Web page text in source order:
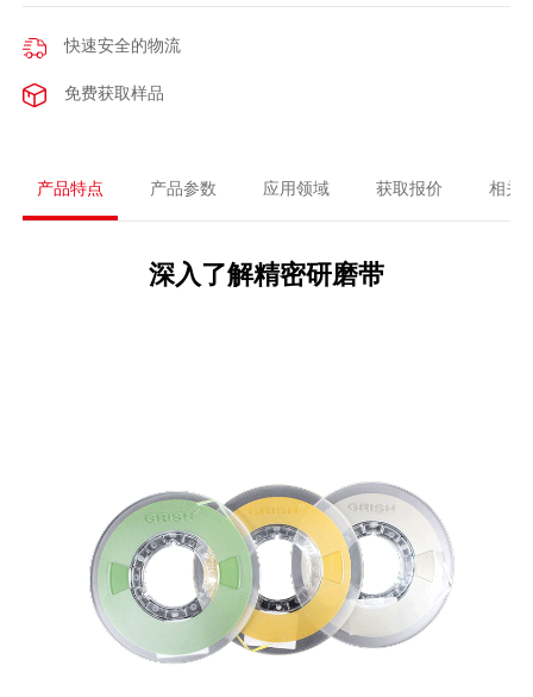
快速安全的物流
免费获取样品
产品特点 产品参数 应用领域 获取报价 相关
深入了解精密研磨带